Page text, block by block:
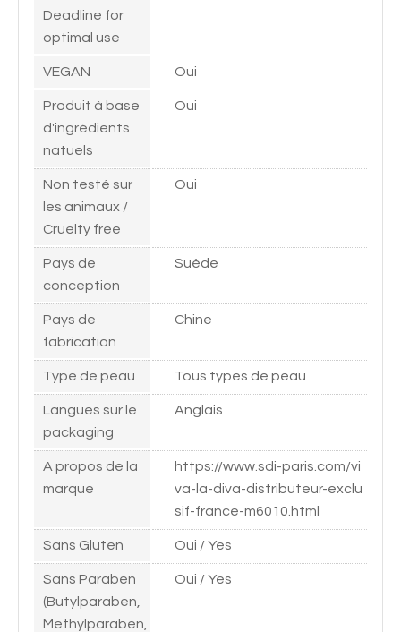
Deadline for
optimal use
VEGAN Oui
Produit à base
d'ingrédients
natuels
Oui
Non testé sur
les animaux /
Cruelty free
Oui
Pays de
conception
Suède
Pays de
fabrication
Chine
Type de peau Tous types de peau
Langues sur le
packaging
Anglais
A propos de la
marque
https://www.sdi-paris.com/vi
va-la-diva-distributeur-exclu
sif-france-m6010.html
Sans Gluten Oui / Yes
Sans Paraben
(Butylparaben,
Methylparaben,
Oui / Yes